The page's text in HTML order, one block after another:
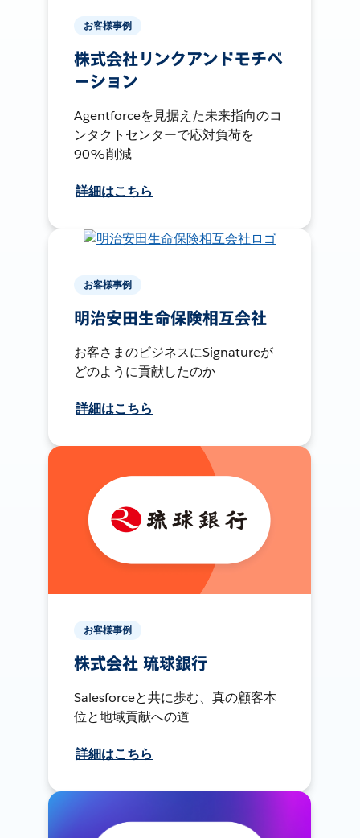
お客様事例
株式会社リンクアンドモチベ
ーション
Agentforceを見据えた未来指向のコ
ンタクトセンターで応対負荷を
90%削減
詳細はこちら
お客様事例
明治安田生命保険相互会社
お客さまのビジネスにSignatureが
どのように貢献したのか
詳細はこちら
お客様事例
株式会社 琉球銀行
Salesforceと共に歩む、真の顧客本
位と地域貢献への道
詳細はこちら